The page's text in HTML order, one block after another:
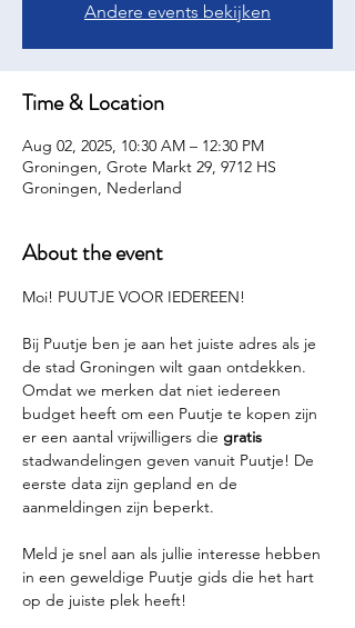
Andere events bekijken
Time & Location
Aug 02, 2025, 10:30 AM – 12:30 PM
Groningen, Grote Markt 29, 9712 HS
Groningen, Nederland
About the event
Moi! PUUTJE VOOR IEDEREEN!
Bij Puutje ben je aan het juiste adres als je
de stad Groningen wilt gaan ontdekken.
Omdat we merken dat niet iedereen
budget heeft om een Puutje te kopen zijn
er een aantal vrijwilligers die gratis
stadwandelingen geven vanuit Puutje! De
eerste data zijn gepland en de
aanmeldingen zijn beperkt.
Meld je snel aan als jullie interesse hebben
in een geweldige Puutje gids die het hart
op de juiste plek heeft!